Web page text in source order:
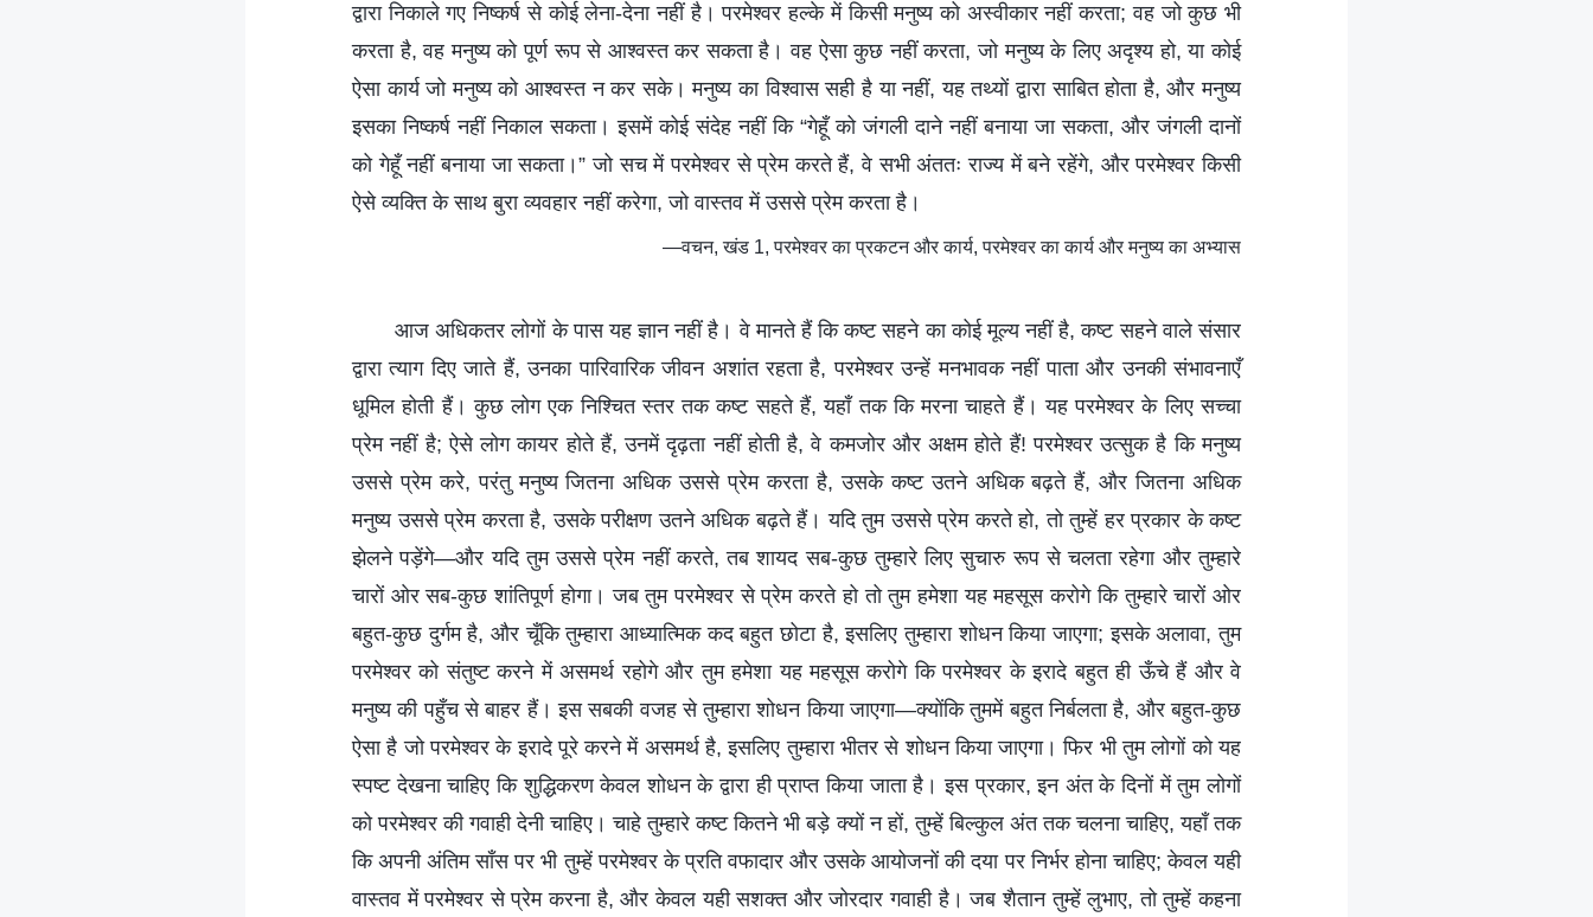
द्वारा निकाले गए निष्कर्ष से कोई लेना-देना नहीं है। परमेश्वर हल्के में किसी मनुष्य को अस्वीकार नहीं करता; वह जो कुछ भी
करता है, वह मनुष्य को पूर्ण रूप से आश्वस्त कर सकता है। वह ऐसा कुछ नहीं करता, जो मनुष्य के लिए अदृश्य हो, या कोई
ऐसा कार्य जो मनुष्य को आश्वस्त न कर सके। मनुष्य का विश्वास सही है या नहीं, यह तथ्यों द्वारा साबित होता है, और मनुष्य
इसका निष्कर्ष नहीं निकाल सकता। इसमें कोई संदेह नहीं कि “गेहूँ को जंगली दाने नहीं बनाया जा सकता, और जंगली दानों
को गेहूँ नहीं बनाया जा सकता।” जो सच में परमेश्वर से प्रेम करते हैं, वे सभी अंततः राज्य में बने रहेंगे, और परमेश्वर किसी
ऐसे व्यक्ति के साथ बुरा व्यवहार नहीं करेगा, जो वास्तव में उससे प्रेम करता है।
—वचन, खंड 1, परमेश्वर का प्रकटन और कार्य, परमेश्वर का कार्य और मनुष्य का अभ्यास
आज अधिकतर लोगों के पास यह ज्ञान नहीं है। वे मानते हैं कि कष्ट सहने का कोई मूल्य नहीं है, कष्ट सहने वाले संसार
द्वारा त्याग दिए जाते हैं, उनका पारिवारिक जीवन अशांत रहता है, परमेश्वर उन्हें मनभावक नहीं पाता और उनकी संभावनाएँ
धूमिल होती हैं। कुछ लोग एक निश्चित स्तर तक कष्ट सहते हैं, यहाँ तक कि मरना चाहते हैं। यह परमेश्वर के लिए सच्चा
प्रेम नहीं है; ऐसे लोग कायर होते हैं, उनमें दृढ़ता नहीं होती है, वे कमजोर और अक्षम होते हैं! परमेश्वर उत्सुक है कि मनुष्य
उससे प्रेम करे, परंतु मनुष्य जितना अधिक उससे प्रेम करता है, उसके कष्ट उतने अधिक बढ़ते हैं, और जितना अधिक
मनुष्य उससे प्रेम करता है, उसके परीक्षण उतने अधिक बढ़ते हैं। यदि तुम उससे प्रेम करते हो, तो तुम्हें हर प्रकार के कष्ट
झेलने पड़ेंगे—और यदि तुम उससे प्रेम नहीं करते, तब शायद सब-कुछ तुम्हारे लिए सुचारु रूप से चलता रहेगा और तुम्हारे
चारों ओर सब-कुछ शांतिपूर्ण होगा। जब तुम परमेश्वर से प्रेम करते हो तो तुम हमेशा यह महसूस करोगे कि तुम्हारे चारों ओर
बहुत-कुछ दुर्गम है, और चूँकि तुम्हारा आध्यात्मिक कद बहुत छोटा है, इसलिए तुम्हारा शोधन किया जाएगा; इसके अलावा, तुम
परमेश्वर को संतुष्ट करने में असमर्थ रहोगे और तुम हमेशा यह महसूस करोगे कि परमेश्वर के इरादे बहुत ही ऊँचे हैं और वे
मनुष्य की पहुँच से बाहर हैं। इस सबकी वजह से तुम्हारा शोधन किया जाएगा—क्योंकि तुममें बहुत निर्बलता है, और बहुत-कुछ
ऐसा है जो परमेश्वर के इरादे पूरे करने में असमर्थ है, इसलिए तुम्हारा भीतर से शोधन किया जाएगा। फिर भी तुम लोगों को यह
स्पष्ट देखना चाहिए कि शुद्धिकरण केवल शोधन के द्वारा ही प्राप्त किया जाता है। इस प्रकार, इन अंत के दिनों में तुम लोगों
को परमेश्वर की गवाही देनी चाहिए। चाहे तुम्हारे कष्ट कितने भी बड़े क्यों न हों, तुम्हें बिल्कुल अंत तक चलना चाहिए, यहाँ तक
कि अपनी अंतिम साँस पर भी तुम्हें परमेश्वर के प्रति वफादार और उसके आयोजनों की दया पर निर्भर होना चाहिए; केवल यही
वास्तव में परमेश्वर से प्रेम करना है, और केवल यही सशक्त और जोरदार गवाही है। जब शैतान तुम्हें लुभाए, तो तुम्हें कहना